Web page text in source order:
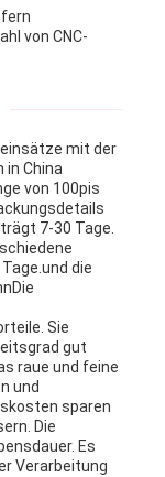
von CNC-
mit der
in China
von 100pis
7-30 Tage.
die
Sie
gut
raue und feine
und
sparen
Die
Es
Verarbeitung